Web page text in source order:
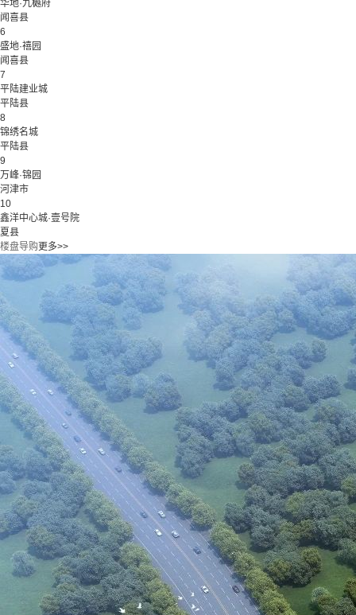
华地·九樾府
闻喜县
6
盛地·禧园
闻喜县
7
平陆建业城
平陆县
8
锦绣名城
平陆县
9
万峰·锦园
河津市
10
鑫洋中心城·壹号院
夏县
楼盘导购更多>>